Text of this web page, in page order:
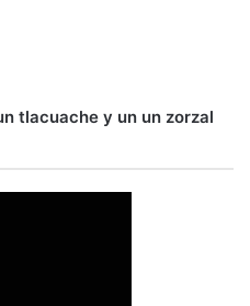
tlacuache y un un zorzal